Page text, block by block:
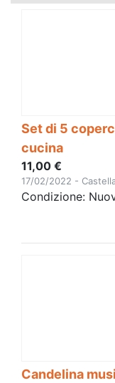
Set di 5
cucina
11,00 €
17/02/2022 -
Condizione:
Candelina